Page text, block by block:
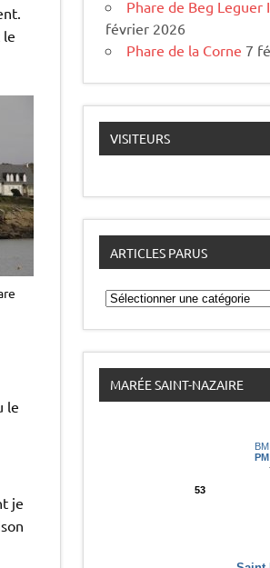
le
le
je
Phare de Beg Leguer
février 2026
Phare de la Corne 7
VISITEURS
ARTICLES PARUS
A
r
t
c
l
e
s
MARÉE SAINT-NAZAIRE